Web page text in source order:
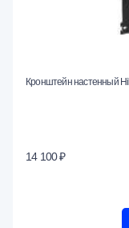
Кронштейн настенный
14 100 ₽